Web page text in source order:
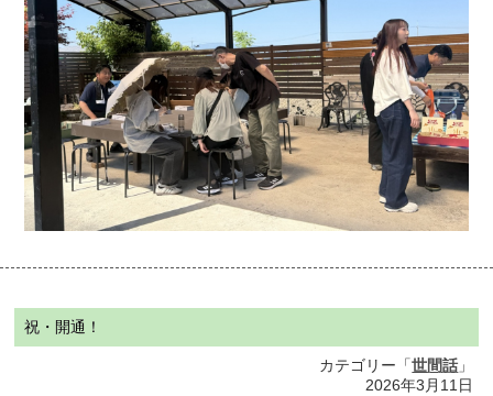
祝・開通！
カテゴリー「世間話 」
2026年3月11日